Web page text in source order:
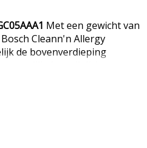
Met een gewicht van
Cleann'n Allergy
de bovenverdieping
namelijk door dit lichte
ontvangt bij deze stofzuiger
schakelt de combiborstel
tegelvloer naar het